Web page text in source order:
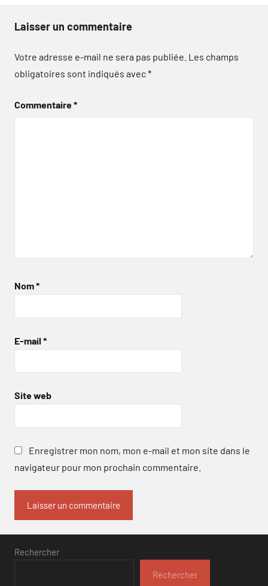
Laisser un commentaire
Votre adresse e-mail ne sera pas publiée. Les champs
obligatoires sont indiqués avec*
Commentaire*
Nom*
E-mail *
Site web
Enregistrer mon nom, mon e-mail et mon site dans le
navigateur pour mon prochain commentaire.
Rechercher
Rechercher